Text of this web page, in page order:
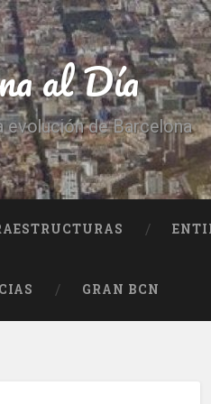
al Día
evolución de Barcelona
GRAN BCN